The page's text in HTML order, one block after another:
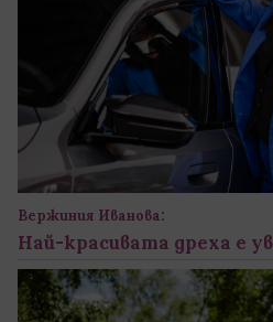
Вержиния Иванова:
Най-красивата дреха е